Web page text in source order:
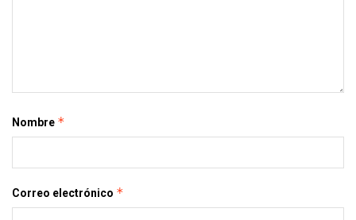
Nombre *
Correo electrónico *